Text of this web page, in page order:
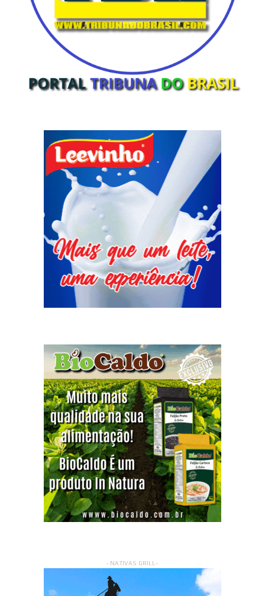
- NATIVAS GRILL -